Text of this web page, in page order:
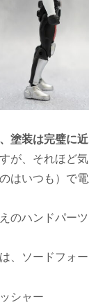
塗装は完璧に近
が、それほど
はいつも）で
のハンドパー
、ソードフォー
シャー